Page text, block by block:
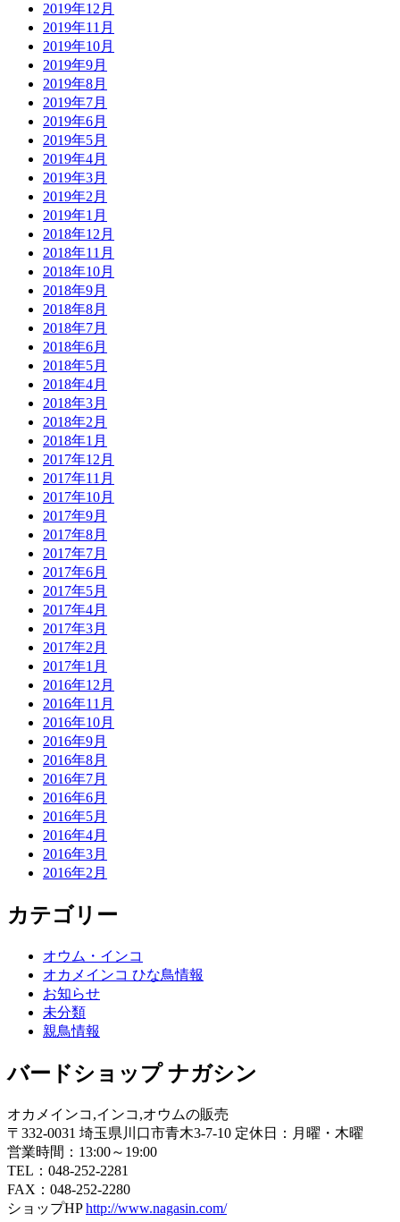
2019年12月
2019年11月
2019年10月
2019年9月
2019年8月
2019年7月
2019年6月
2019年5月
2019年4月
2019年3月
2019年2月
2019年1月
2018年12月
2018年11月
2018年10月
2018年9月
2018年8月
2018年7月
2018年6月
2018年5月
2018年4月
2018年3月
2018年2月
2018年1月
2017年12月
2017年11月
2017年10月
2017年9月
2017年8月
2017年7月
2017年6月
2017年5月
2017年4月
2017年3月
2017年2月
2017年1月
2016年12月
2016年11月
2016年10月
2016年9月
2016年8月
2016年7月
2016年6月
2016年5月
2016年4月
2016年3月
2016年2月
カテゴリー
オウム・インコ
オカメインコ ひな鳥情報
お知らせ
未分類
親鳥情報
バードショップ ナガシン
オカメインコ,インコ,オウムの販売
〒332-0031 埼玉県川口市青木3-7-10 定休日：月曜・木曜
営業時間：13:00～19:00
TEL：048-252-2281
FAX：048-252-2280
ショップHPhttp://www.nagasin.com/